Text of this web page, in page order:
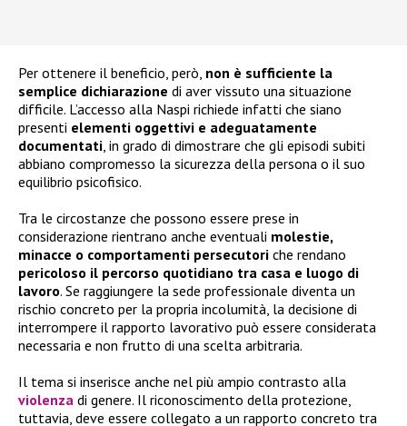
Per ottenere il beneficio, però, non è sufficiente la
semplice dichiarazione di aver vissuto una situazione
difficile. L’accesso alla Naspi richiede infatti che siano
presenti elementi oggettivi e adeguatamente
documentati, in grado di dimostrare che gli episodi subiti
abbiano compromesso la sicurezza della persona o il suo
equilibrio psicofisico.
Tra le circostanze che possono essere prese in
considerazione rientrano anche eventuali molestie,
minacce o comportamenti persecutori che rendano
pericoloso il percorso quotidiano tra casa e luogo di
lavoro. Se raggiungere la sede professionale diventa un
rischio concreto per la propria incolumità, la decisione di
interrompere il rapporto lavorativo può essere considerata
necessaria e non frutto di una scelta arbitraria.
Il tema si inserisce anche nel più ampio contrasto alla
violenza di genere. Il riconoscimento della protezione,
tuttavia, deve essere collegato a un rapporto concreto tra